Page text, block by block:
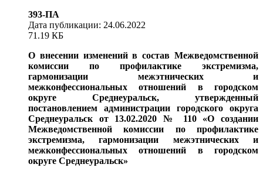
393-ПА
Дата публикации: 24.06.2022
71.19 КБ
О внесении изменений в состав Межведомственной
комиссии по профилактике экстремизма,
гармонизации межэтнических и
межконфессиональных отношений в городском
округе Среднеуральск, утвержденный
постановлением администрации городского округа
Среднеуральск от 13.02.2020 № 110 «О создании
Межведомственной комиссии по профилактике
экстремизма, гармонизации межэтнических и
межконфессиональных отношений в городском
округе Среднеуральск»